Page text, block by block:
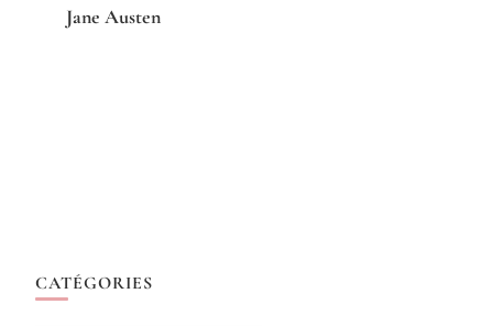
Jane Austen
CATÉGORIES